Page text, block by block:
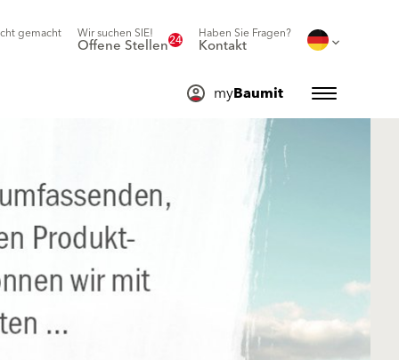
gemacht Wir suchen SIE!
Offene Stellen24 Haben Sie Fragen?
Kontakt
myBaumit